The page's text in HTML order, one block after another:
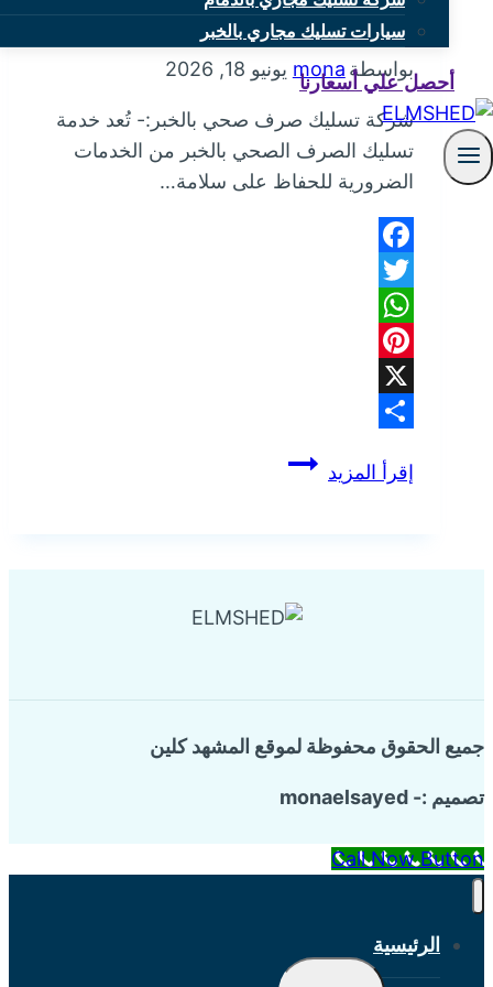
سيارات تسليك مجاري بالخبر
أحصل علي أسعارنا
شركة تسليك صرف صحي بالخبر
بواسطة mona يونيو 18, 2026
شركة تسليك صرف صحي بالخبر:- تُعد خدمة
تسليك الصرف الصحي بالخبر من الخدمات
الضرورية للحفاظ على سلامة…
Facebook
Twitter
WhatsApp
Pinterest
X
إقرأ المزيد شركة
جميع الحقوق محفوظة لموقع المشهد كلين
تصميم :- monaelsayed
Call Now Button
الرئيسية